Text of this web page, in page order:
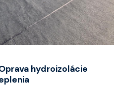
hydroizolácie